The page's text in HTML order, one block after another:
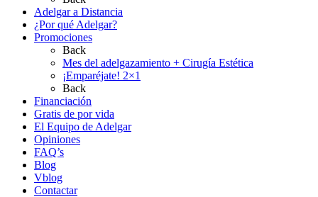
Adelgar a Distancia
¿Por qué Adelgar?
Promociones
Back
Mes del adelgazamiento + Cirugía Estética
¡Emparéjate! 2×1
Back
Financiación
Gratis de por vida
El Equipo de Adelgar
Opiniones
FAQ’s
Blog
Vblog
Contactar